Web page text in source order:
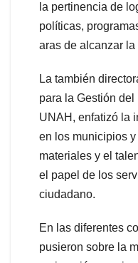
la pertinencia de
políticas,
aras de alcanzar la
La también
para la Gestión
UNAH, enfatizó la
en los municipios
materiales y el
el papel de los
ciudadano.
En las diferentes
pusieron sobre la